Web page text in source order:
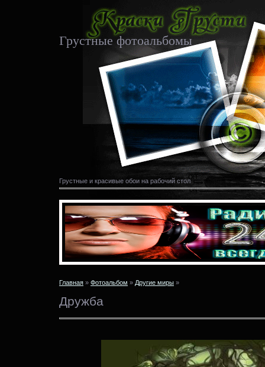
Грустные фотоальбомы
Грустные и красивые обои на рабочий стол
Главная » Фотоальбом » Другие миры »
Дружба